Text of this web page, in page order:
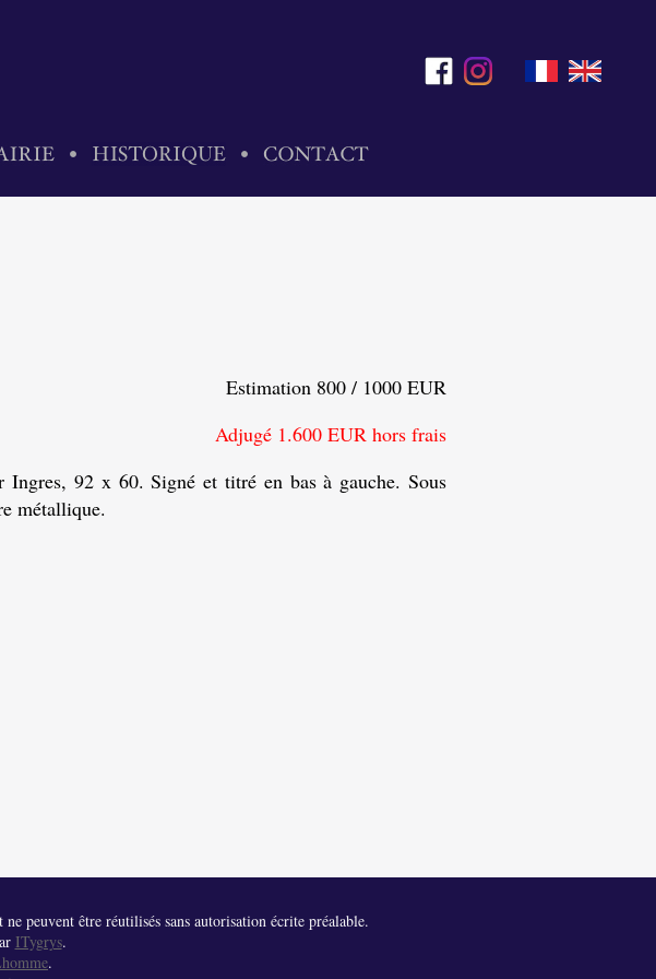
Estimation 800 / 1000 EUR
Adjugé 1.600 EUR hors frais
Ingres, 92 x 60. Signé et titré en bas à gauche. Sous
métallique.
peuvent être réutilisés sans autorisation écrite préalable.
ITygrys.
.